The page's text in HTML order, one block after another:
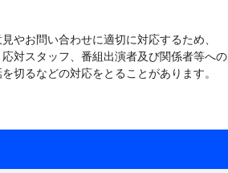
やお問い合わせに適切に対応するため、
対スタッフ、番組出演者及び関係者等への
切るなどの対応をとることがあります。